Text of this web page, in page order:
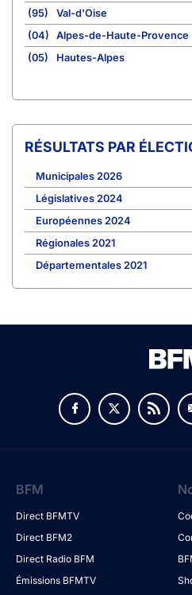
(95)
Val-d'Oise
(04)
Alpes-de-Haute-Provence
(05)
Hautes-Alpes
RÉSULTATS PAR
Municipales 2026
Législatives 2024
Européennes 2024
Régionales 2021
Départementales 2021
BFM
Direct BFMTV
Direct BFM2
Direct Radio BFM
Émissions BFMTV